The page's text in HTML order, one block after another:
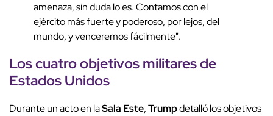
amenaza, sin duda lo es. Contamos con el
ejército más fuerte y poderoso, por lejos, del
mundo, y venceremos fácilmente".
Loscuatro objetivos militaresde
Estados Unidos
Durante un acto en laSala Este,Trumpdetalló los objetivos